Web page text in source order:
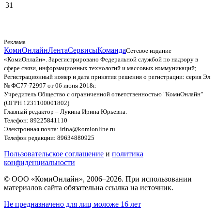
31
Реклама
КомиОнлайнЛентаСервисыКомандаСетевое издание
«КомиОнлайн». Зарегистрировано Федеральной службой по надзору в
сфере связи, информационных технологий и массовых коммуникаций;
Регистрационный номер и дата принятия решения о регистрации: серия Эл
№ ФС77-72997 от 06 июня 2018г.
Учредитель Общество с ограниченной ответственностью "КомиОнлайн"
(ОГРН 1231100001802)
Главный редактор – Лукина Ирина Юрьевна.
Телефон: 89225841110
Электронная почта: irina@komionline.ru
Телефон редакции: 89634880925
Пользовательское соглашение и политика
конфиденциальности
© ООО «КомиОнлайн», 2006–2026. При использовании
материалов сайта обязательна ссылка на источник.
Не предназначено для лиц моложе 16 лет